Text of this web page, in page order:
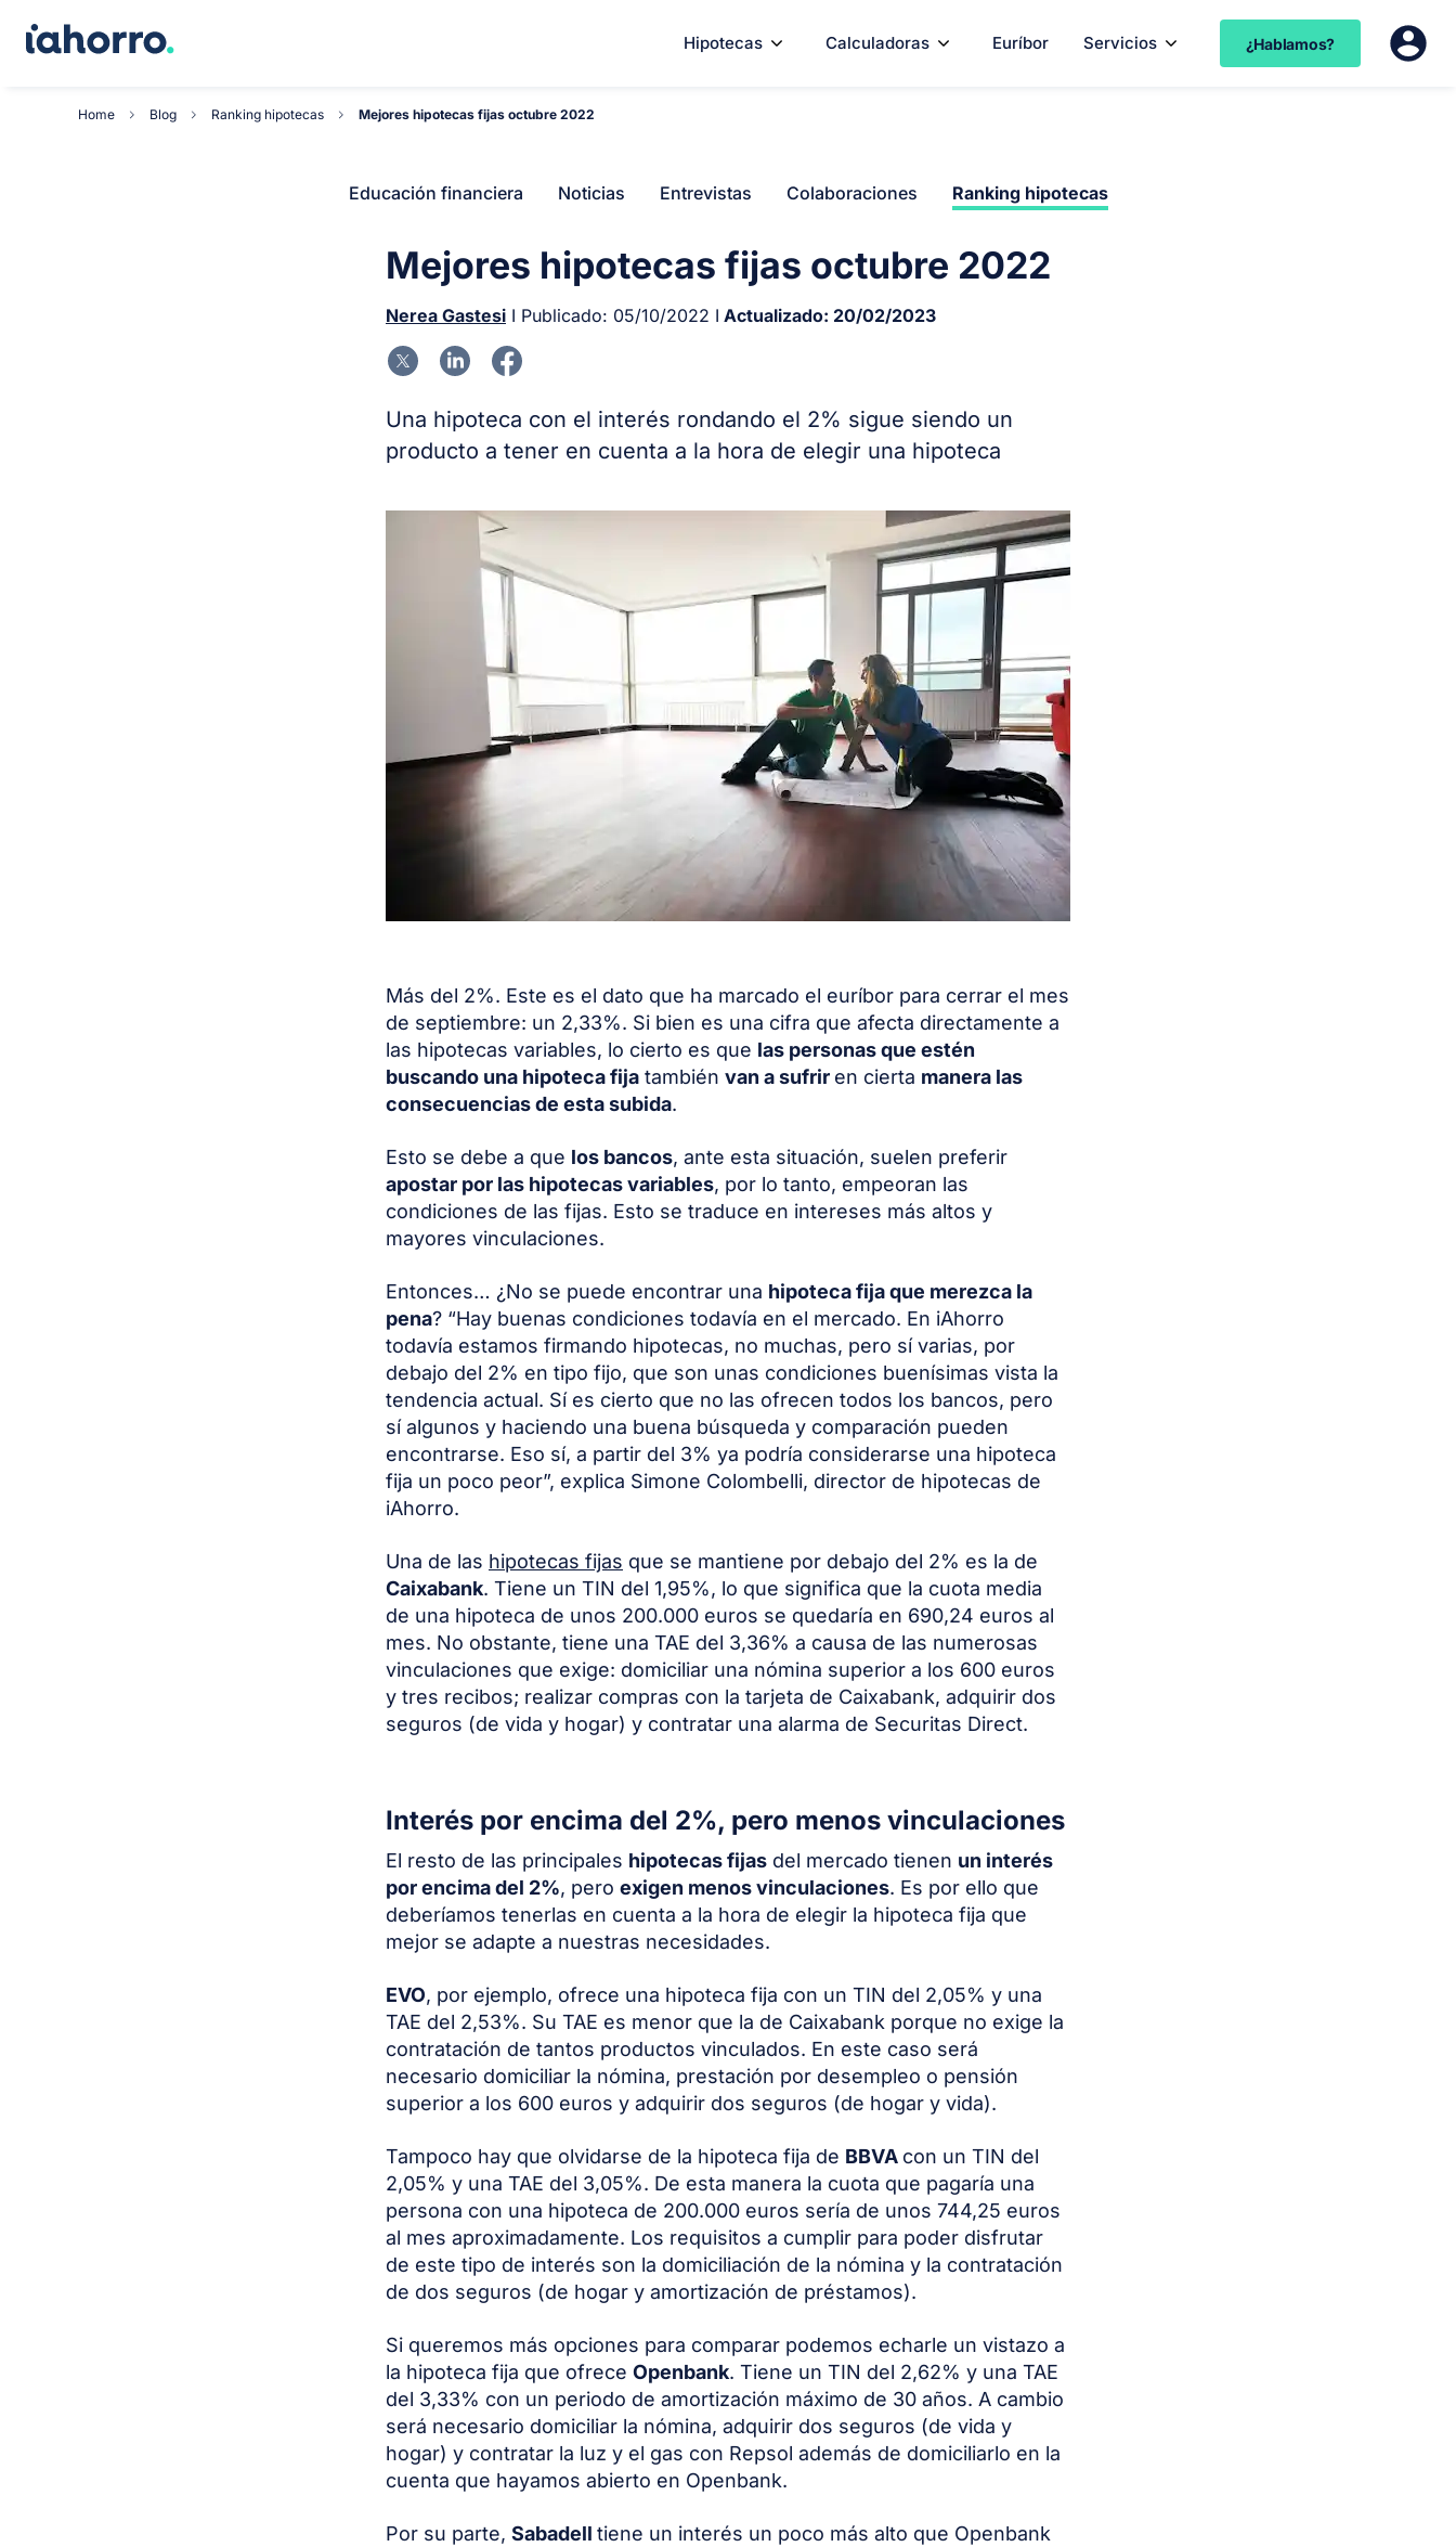
Hipotecas Calculadoras Euríbor Servicios ¿Hablamos?
Home Blog Ranking hipotecas Mejores hipotecas fijas octubre 2022
Educación financiera Noticias Entrevistas Colaboraciones Ranking hipotecas
Mejores hipotecas fijas octubre 2022
Nerea Gastesi I Publicado: 05/10/2022 I Actualizado: 20/02/2023
Una hipoteca con el interés rondando el 2% sigue siendo un
producto a tener en cuenta a la hora de elegir una hipoteca
Más del 2%. Este es el dato que ha marcado el euríbor para cerrar el mes
de septiembre: un 2,33%. Si bien es una cifra que afecta directamente a
las hipotecas variables, lo cierto es que las personas que estén
buscando una hipoteca fija también van a sufrir en cierta manera las
consecuencias de esta subida.
Esto se debe a que los bancos, ante esta situación, suelen preferir
apostar por las hipotecas variables, por lo tanto, empeoran las
condiciones de las fijas. Esto se traduce en intereses más altos y
mayores vinculaciones.
Entonces… ¿No se puede encontrar una hipoteca fija que merezca la
pena? “Hay buenas condiciones todavía en el mercado. En iAhorro
todavía estamos firmando hipotecas, no muchas, pero sí varias, por
debajo del 2% en tipo fijo, que son unas condiciones buenísimas vista la
tendencia actual. Sí es cierto que no las ofrecen todos los bancos, pero
sí algunos y haciendo una buena búsqueda y comparación pueden
encontrarse. Eso sí, a partir del 3% ya podría considerarse una hipoteca
fija un poco peor”, explica Simone Colombelli, director de hipotecas de
iAhorro.
Una de las hipotecas fijas que se mantiene por debajo del 2% es la de
Caixabank. Tiene un TIN del 1,95%, lo que significa que la cuota media
de una hipoteca de unos 200.000 euros se quedaría en 690,24 euros al
mes. No obstante, tiene una TAE del 3,36% a causa de las numerosas
vinculaciones que exige: domiciliar una nómina superior a los 600 euros
y tres recibos; realizar compras con la tarjeta de Caixabank, adquirir dos
seguros (de vida y hogar) y contratar una alarma de Securitas Direct.
Interés por encima del 2%, pero menos vinculaciones
El resto de las principales hipotecas fijas del mercado tienen un interés
por encima del 2%, pero exigen menos vinculaciones. Es por ello que
deberíamos tenerlas en cuenta a la hora de elegir la hipoteca fija que
mejor se adapte a nuestras necesidades.
EVO, por ejemplo, ofrece una hipoteca fija con un TIN del 2,05% y una
TAE del 2,53%. Su TAE es menor que la de Caixabank porque no exige la
contratación de tantos productos vinculados. En este caso será
necesario domiciliar la nómina, prestación por desempleo o pensión
superior a los 600 euros y adquirir dos seguros (de hogar y vida).
Tampoco hay que olvidarse de la hipoteca fija de BBVA con un TIN del
2,05% y una TAE del 3,05%. De esta manera la cuota que pagaría una
persona con una hipoteca de 200.000 euros sería de unos 744,25 euros
al mes aproximadamente. Los requisitos a cumplir para poder disfrutar
de este tipo de interés son la domiciliación de la nómina y la contratación
de dos seguros (de hogar y amortización de préstamos).
Si queremos más opciones para comparar podemos echarle un vistazo a
la hipoteca fija que ofrece Openbank. Tiene un TIN del 2,62% y una TAE
del 3,33% con un periodo de amortización máximo de 30 años. A cambio
será necesario domiciliar la nómina, adquirir dos seguros (de vida y
hogar) y contratar la luz y el gas con Repsol además de domiciliarlo en la
cuenta que hayamos abierto en Openbank.
Por su parte, Sabadell tiene un interés un poco más alto que Openbank